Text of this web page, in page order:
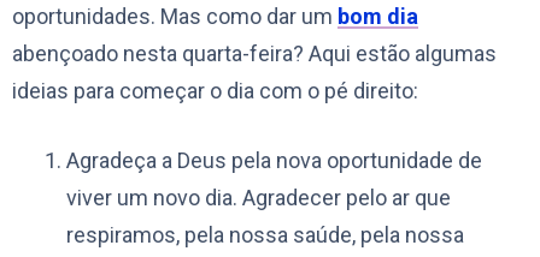
oportunidades. Mas como dar um bom dia
abençoado nesta quarta-feira? Aqui estão algumas
ideias para começar o dia com o pé direito:
Agradeça a Deus pela nova oportunidade de
viver um novo dia. Agradecer pelo ar que
respiramos, pela nossa saúde, pela nossa